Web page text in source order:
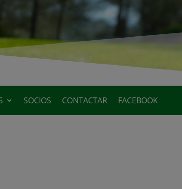
SOCIOS CONTACTAR FACEBOOK